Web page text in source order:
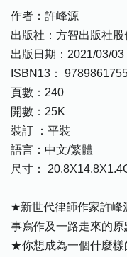
作者：許峰源
出版社：方智出版社股
出版日期：2021/03/03
ISBN13：
頁數：240
開數：25K
裝訂 ：平裝
語言：中文/繁體
尺寸：
★新世代律師作家許峰
事寫作及一路走來的原
★你想成為一個什麼樣